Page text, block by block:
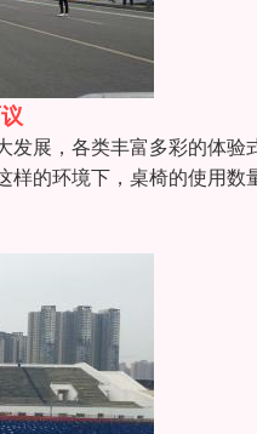
发展，各类丰富多彩的体
样的环境下，桌椅的使用